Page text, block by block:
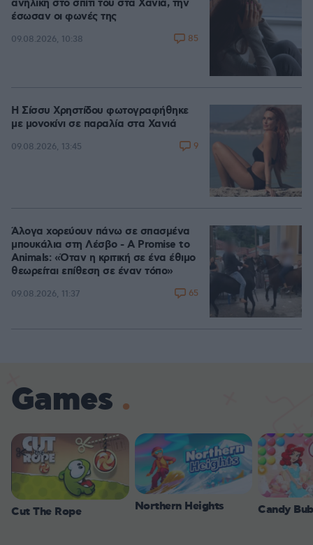
ανήλικη στο σπίτι του στα Χανιά, την
έσωσαν οι φωνές της
09.08.2026, 10:38 85
Η Σίσσυ Χρηστίδου φωτογραφήθηκε
με μονοκίνι σε παραλία στα Χανιά
09.08.2026, 13:45 9
Άλογα χορεύουν πάνω σε σπασμένα
μπουκάλια στη Λέσβο - A Promise to
Animals: «Όταν η κριτική σε ένα έθιμο
θεωρείται επίθεση σε έναν τόπο»
09.08.2026, 11:37 65
Games
Cut The Rope Northern Heights Candy